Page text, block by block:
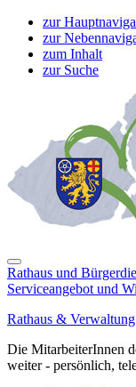
zur
zur
zum Inhalt
zur Suche
Rathaus und
Serviceangebot und
Rathaus & Verwaltung
Die MitarbeiterInnen
weiter - persönlich,